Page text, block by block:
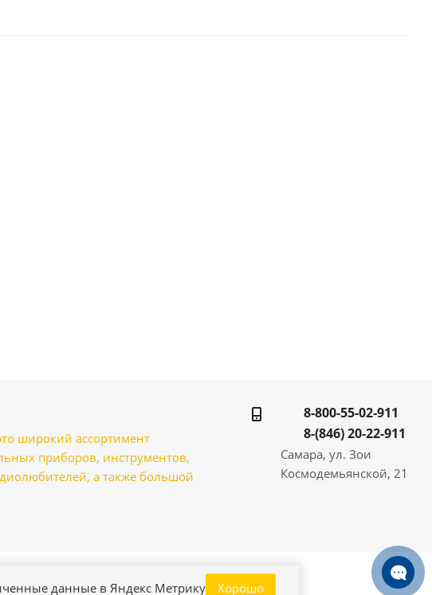
широкий ассортимент
приборов, инструментов,
а также большой
8-800-55-02-911
8-(846) 20-22-911
Самара, ул. Зои
Космодемьянской, 21
данные в Яндекс Метрику Хорошо